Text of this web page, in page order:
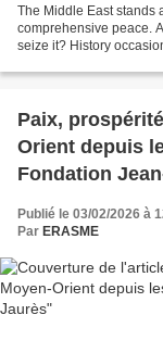
The Middle East stands
comprehensive peace.
seize it? History
Paix,
Orient depuis
Fondation
Publié le 03/02/2026 à
Par ERASME